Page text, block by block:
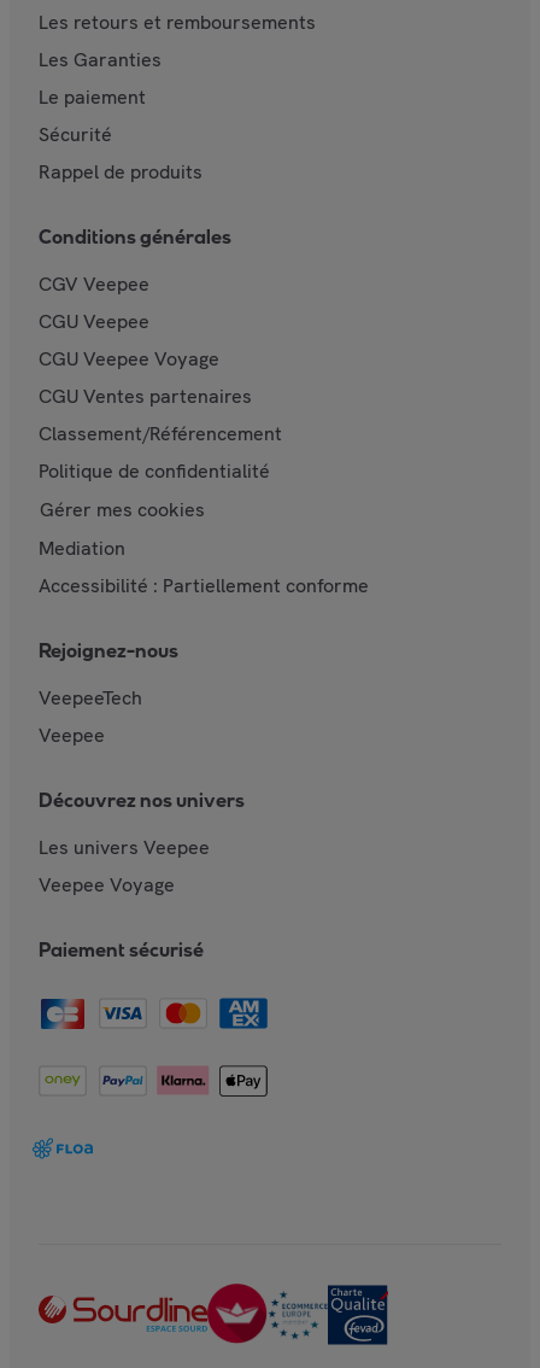
Les retours et remboursements
Les Garanties
Le paiement
Sécurité
Rappel de produits
Conditions générales
CGV Veepee
CGU Veepee
CGU Veepee Voyage
CGU Ventes partenaires
Classement/Référencement
Politique de confidentialité
Gérer mes cookies
Mediation
Accessibilité : Partiellement conforme
Rejoignez-nous
VeepeeTech
Veepee
Découvrez nos univers
Les univers Veepee
Veepee Voyage
Paiement sécurisé